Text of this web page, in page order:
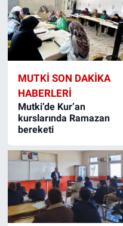
MUTKI SON DAKIKA
HABERLERI
Mutki’de Kur’an
kurslarında Ramazan
bereketi